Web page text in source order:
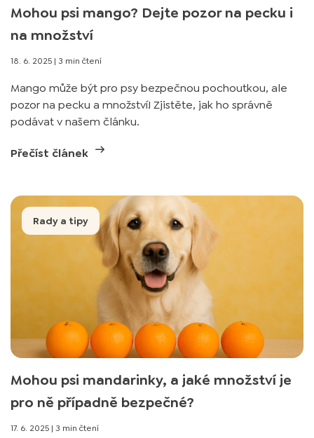
Mohou psi mango? Dejte pozor na pecku i
na množství
18. 6. 2025 | 3 min čtení
Mango může být pro psy bezpečnou pochoutkou, ale
pozor na pecku a množství! Zjistěte, jak ho správně
podávat v našem článku.
Přečíst článek
Rady a tipy
Mohou psi mandarinky, a jaké množství je
pro ně případně bezpečné?
17. 6. 2025 | 3 min čtení